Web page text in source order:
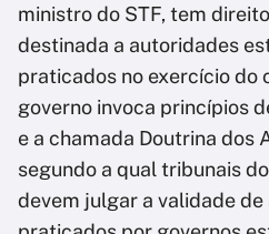
ministro do STF, tem
destinada a autoridades
praticados no exercício do
governo invoca princípios
e a chamada Doutrina dos
segundo a qual tribunais
devem julgar a validade